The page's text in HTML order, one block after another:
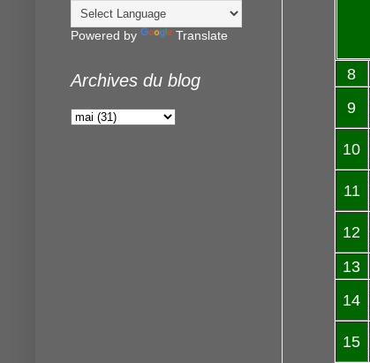
8
9
10
11
12
13
14
15
Powered by Translate
Archives du blog